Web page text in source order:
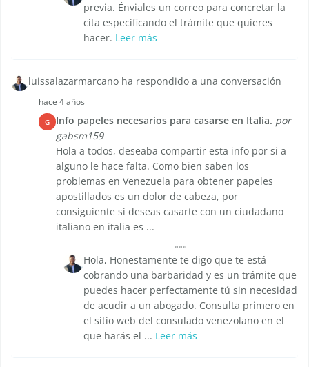
previa. Énviales un correo para concretar la
cita especificando el trámite que quieres
hacer. Leer más
luissalazarmarcano ha respondido a una conversación
hace 4 años
G Info papeles necesarios para casarse en Italia. por
gabsm159
Hola a todos, deseaba compartir esta info por si a
alguno le hace falta. Como bien saben los
problemas en Venezuela para obtener papeles
apostillados es un dolor de cabeza, por
consiguiente si deseas casarte con un ciudadano
italiano en italia es ...
Hola, Honestamente te digo que te está
cobrando una barbaridad y es un trámite que
puedes hacer perfectamente tú sin necesidad
de acudir a un abogado. Consulta primero en
el sitio web del consulado venezolano en el
que harás el ... Leer más